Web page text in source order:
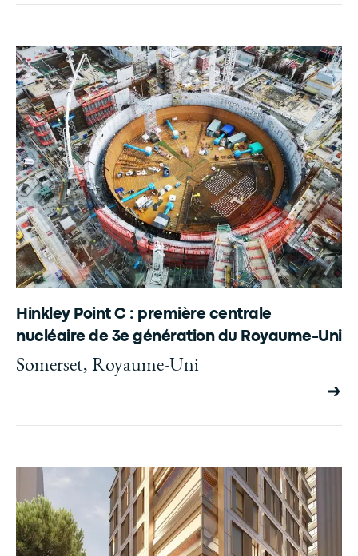
Hinkley Point C : première centrale
nucléaire de 3e génération du Royaume-Uni
Somerset, Royaume-Uni